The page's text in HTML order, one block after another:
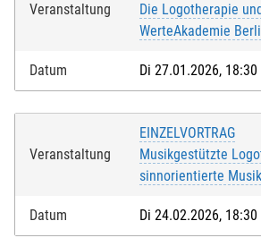
IBAN*:
Ich akzeptiere die
Widerrufsbelehrunghabe ich zur
und ich bestätige, dass ich das 16.
vollendet habe.*
Bei Feldern mit * handelt es sich um
Veranstaltung
Die Logotherapie
WerteAkademie
Datum Di 27.01.2026,
Veranstaltung
EINZELVORTRAG
Musikgestützte
sinnorientierte
Datum Di 24.02.2026,